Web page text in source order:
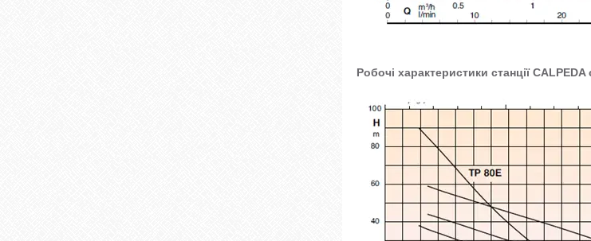
Робочі характеристики станції CALPEDA